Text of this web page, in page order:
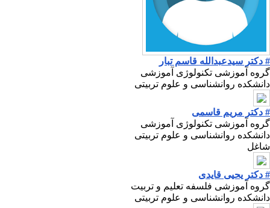
# دکتر سیدعبدالله قاسم تبار
گروه آموزشی تکنولوژی آموزشی
دانشکده روانشناسی و علوم تربیتی
# دکتر مریم قاسمی
گروه آموزشی تکنولوژی آموزشی
دانشکده روانشناسی و علوم تربیتی
شاغل
# دکتر یحیی قایدی
گروه آموزشی فلسفه تعلیم و تربیت
دانشکده روانشناسی و علوم تربیتی